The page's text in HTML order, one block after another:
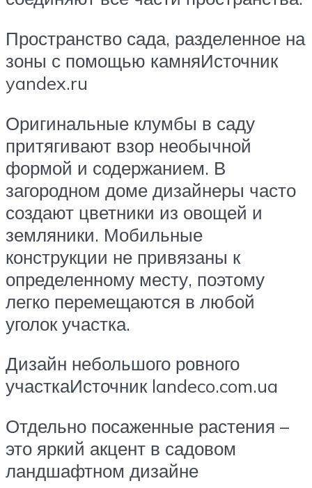
Пространство сада, разделенное на
зоны с помощью камняИсточник
yandex.ru
Оригинальные клумбы в саду
притягивают взор необычной
формой и содержанием. В
загородном доме дизайнеры часто
создают цветники из овощей и
земляники. Мобильные
конструкции не привязаны к
определенному месту, поэтому
легко перемещаются в любой
уголок участка.
Дизайн небольшого ровного
участкаИсточник landeco.com.ua
Отдельно посаженные растения –
это яркий акцент в садовом
ландшафтном дизайне